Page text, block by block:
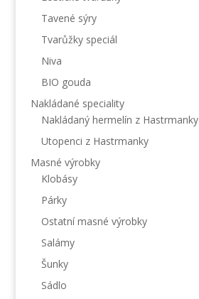
Tavené sýry
Tvarůžky speciál
Niva
BIO gouda
Nakládané speciality
Nakládaný hermelín z Hastrmanky
Utopenci z Hastrmanky
Masné výrobky
Klobásy
Párky
Ostatní masné výrobky
Salámy
Šunky
Sádlo